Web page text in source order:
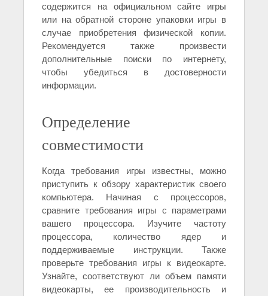
содержится на официальном сайте игры
или на обратной стороне упаковки игры в
случае приобретения физической копии.
Рекомендуется также произвести
дополнительные поиски по интернету,
чтобы убедиться в достоверности
информации.
Определение
совместимости
Когда требования игры известны, можно
приступить к обзору характеристик своего
компьютера. Начиная с процессоров,
сравните требования игры с параметрами
вашего процессора. Изучите частоту
процессора, количество ядер и
поддерживаемые инструкции. Также
проверьте требования игры к видеокарте.
Узнайте, соответствуют ли объем памяти
видеокарты, ее производительность и